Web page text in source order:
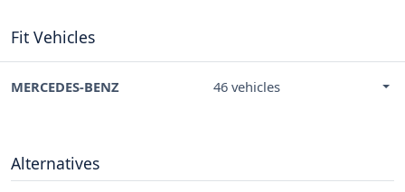
Fit Vehicles
MERCEDES-BENZ 46 vehicles
Alternatives